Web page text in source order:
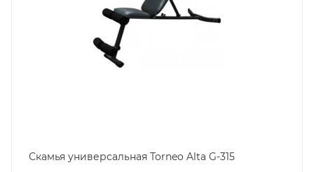
Скамья универсальная Torneo Alta G-315